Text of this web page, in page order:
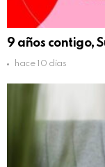
9 años contigo,
hace 10 días